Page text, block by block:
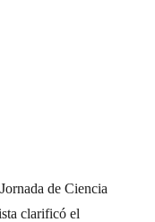
de Ciencia
clarificó el